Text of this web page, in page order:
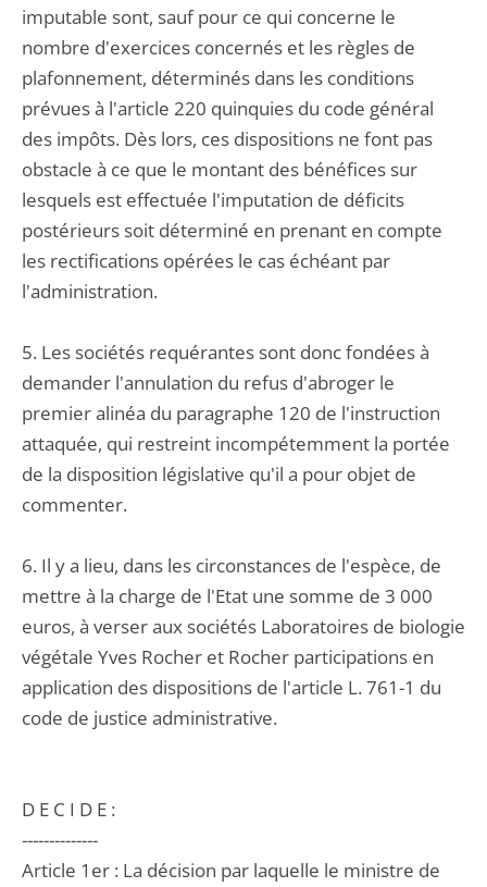
imputable sont, sauf pour ce qui concerne le
nombre d'exercices concernés et les règles de
plafonnement, déterminés dans les conditions
prévues à l'article 220 quinquies du code général
des impôts. Dès lors, ces dispositions ne font pas
obstacle à ce que le montant des bénéfices sur
lesquels est effectuée l'imputation de déficits
postérieurs soit déterminé en prenant en compte
les rectifications opérées le cas échéant par
l'administration.
5. Les sociétés requérantes sont donc fondées à
demander l'annulation du refus d'abroger le
premier alinéa du paragraphe 120 de l'instruction
attaquée, qui restreint incompétemment la portée
de la disposition législative qu'il a pour objet de
commenter.
6. Il y a lieu, dans les circonstances de l'espèce, de
mettre à la charge de l'Etat une somme de 3 000
euros, à verser aux sociétés Laboratoires de biologie
végétale Yves Rocher et Rocher participations en
application des dispositions de l'article L. 761-1 du
code de justice administrative.
D E C I D E :
--------------
Article 1er : La décision par laquelle le ministre de